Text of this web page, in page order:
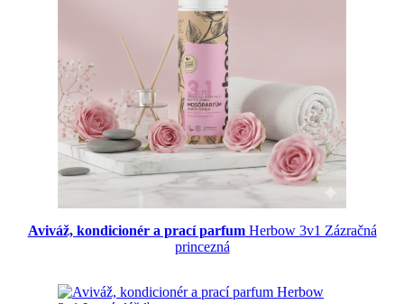
Aviváž, kondicionér a prací parfumHerbow 3v1 Zázračná
princezná